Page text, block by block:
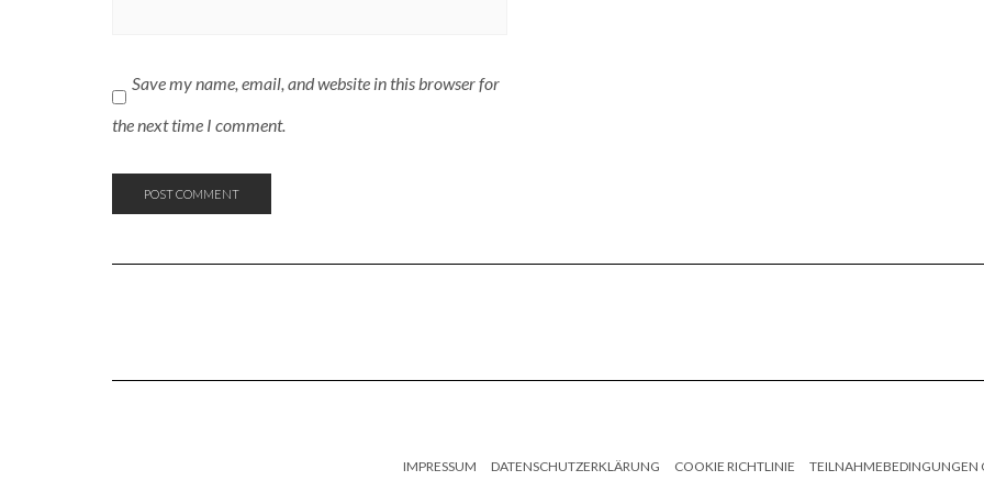
Save my name, email, and website in this browser for
the next time I comment.
IMPRESSUM DATENSCHUTZERKLÄRUNG COOKIE RICHTLINIE TEILNAHMEBEDINGUNGEN